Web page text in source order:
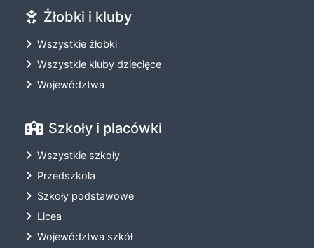
Żłobki i kluby
Wszystkie żłobki
Wszystkie kluby dziecięce
Województwa
Szkoły i placówki
Wszystkie szkoły
Przedszkola
Szkoły podstawowe
Licea
Województwa szkół